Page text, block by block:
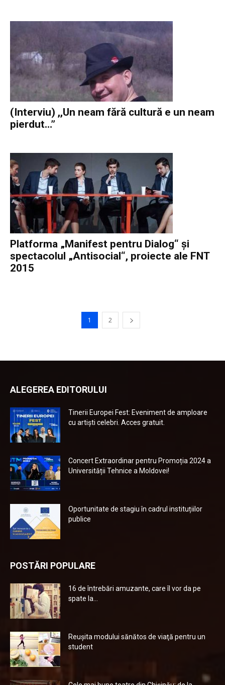
(Interviu) ,,Un neam fără cultură e un neam
pierdut…”
Platforma „Manifest pentru Dialog“ şi
spectacolul „Antisocial“, proiecte ale FNT
2015
1 2
ALEGEREA EDITORULUI
Tinerii Europei Fest: Eveniment de amploare
cu artiști celebri. Acces gratuit.
Concert Extraordinar pentru Promoția 2024 a
Universității Tehnice a Moldovei!
Oportunitate de stagiu în cadrul instituțiilor
publice
POSTĂRI POPULARE
16 de întrebări amuzante, care îl vor da pe
spate la...
Reuşita modului sănătos de viaţă pentru un
student